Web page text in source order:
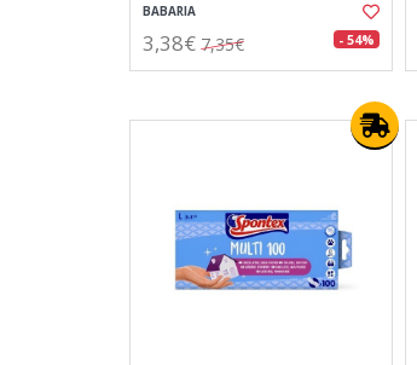
BABARIA
3,38€ 7,35€ - 54%